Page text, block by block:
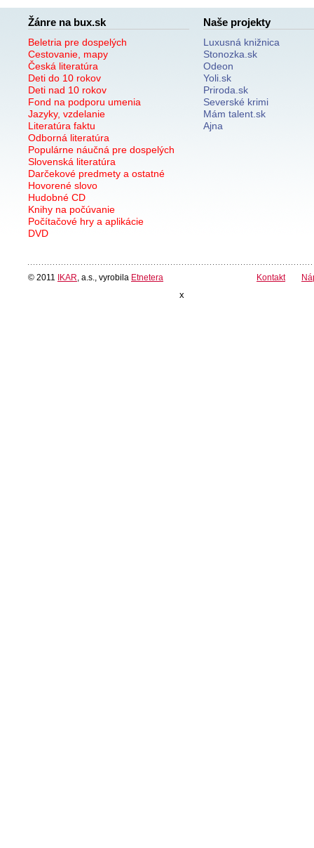
Žánre na bux.sk
Beletria pre dospelých
Cestovanie, mapy
Česká literatúra
Deti do 10 rokov
Deti nad 10 rokov
Fond na podporu umenia
Jazyky, vzdelanie
Literatúra faktu
Odborná literatúra
Populárne náučná pre dospelých
Slovenská literatúra
Darčekové predmety a ostatné
Hovorené slovo
Hudobné CD
Knihy na počúvanie
Počítačové hry a aplikácie
DVD
Naše projekty
Luxusná knižnica
Stonozka.sk
Odeon
Yoli.sk
Priroda.sk
Severské krimi
Mám talent.sk
Ajna
© 2011 IKAR , a.s., vyrobila Etnetera Kontakt
x